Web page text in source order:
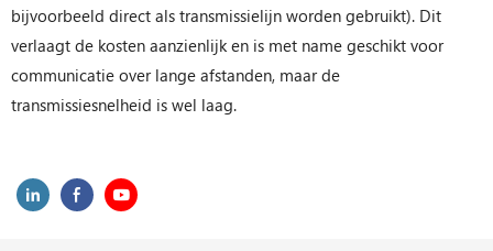
bijvoorbeeld direct als transmissielijn worden gebruikt). Dit
verlaagt de kosten aanzienlijk en is met name geschikt voor
communicatie over lange afstanden, maar de
transmissiesnelheid is wel laag.